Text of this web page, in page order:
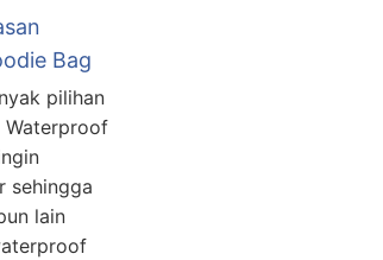
Bag
pilihan
Waterproof
sehingga
lain